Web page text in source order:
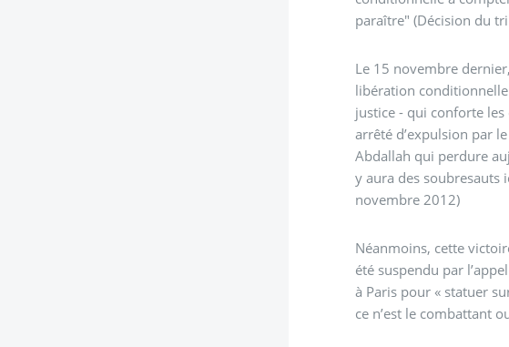
paraître" (Décision du
Le 15 novembre
libération
justice - qui conforte
arrêté d’expulsion par
Abdallah qui perdure
y aura des soubresauts
novembre 2012)
Néanmoins, cette
été suspendu par
à Paris pour « statuer
ce n’est le combattant